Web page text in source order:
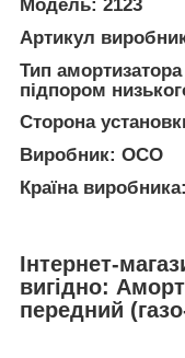
Модель: 2123
Артикул
Тип
підпором
Сторона
Виробник: ОСО
Країна
Інтернет-
вигідно:
передний